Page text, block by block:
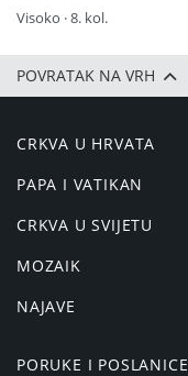
Visoko · 8. kol.
POVRATAK NA VRH
CRKVA U HRVATA
PAPA I VATIKAN
CRKVA U SVIJETU
MOZAIK
NAJAVE
PORUKE I POSLANICE